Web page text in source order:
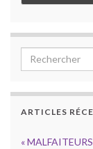
Search for:
ARTICLES
«